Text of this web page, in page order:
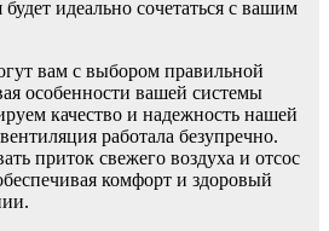
идеально сочетаться с вашим
вам с выбором правильной
особенности вашей системы
качество и надежность нашей
работала безупречно.
приток свежего воздуха и отсос
комфорт и здоровый